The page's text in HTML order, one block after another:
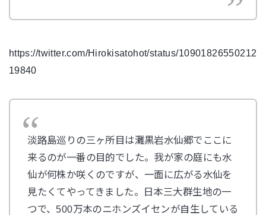
https://twitter.com/Hirokisatohot/status/10901826550212
19840
淡路島巡りの三ヶ所目は灘黒岩水仙郷でここに
来るのが一番の目的でした。我が家の庭にも水
仙が何株か咲くのですが、一面に広がる水仙を
見たくてやってきました。日本三大群生地の一
つで、500万本のニホンズイセンが自生している